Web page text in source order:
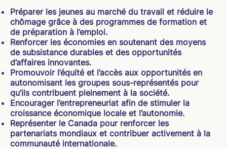
Préparer les jeunes au marché du travail et réduire le
chômage grâce à des programmes de formation et
de préparation à l’emploi.
Renforcer les économies en soutenant des moyens
de subsistance durables et des opportunités
d’affaires innovantes.
Promouvoir l’équité et l’accès aux opportunités en
autonomisant les groupes sous-représentés pour
qu’ils contribuent pleinement à la société.
Encourager l’entrepreneuriat afin de stimuler la
croissance économique locale et l’autonomie.
Représenter le Canada pour renforcer les
partenariats mondiaux et contribuer activement à la
communauté internationale.